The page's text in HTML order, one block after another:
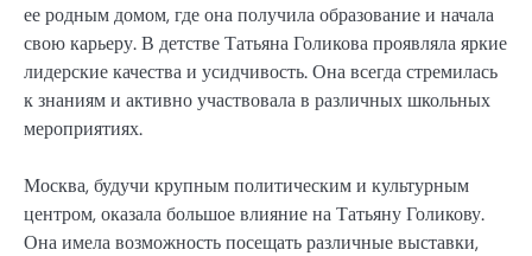
ее родным домом, где она получила образование и начала
свою карьеру. В детстве Татьяна Голикова проявляла яркие
лидерские качества и усидчивость. Она всегда стремилась
к знаниям и активно участвовала в различных школьных
мероприятиях.
Москва, будучи крупным политическим и культурным
центром, оказала большое влияние на Татьяну Голикову.
Она имела возможность посещать различные выставки,